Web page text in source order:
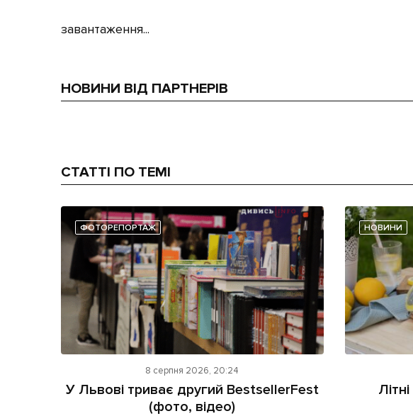
завантаження...
НОВИНИ ВІД ПАРТНЕРІВ
СТАТТІ ПО ТЕМІ
ФОТОРЕПОРТАЖ
8 серпня 2026, 20:24
У Львові триває другий BestsellerFest
(фото, відео)
НОВИНИ